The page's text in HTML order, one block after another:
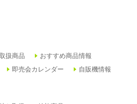
扱商品
おすすめ商品情報
即売会カレンダー 自販機情報